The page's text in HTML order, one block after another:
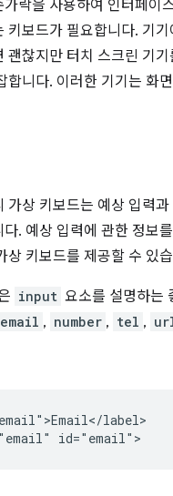
락을 사용하여 인터페이
키보드가 필요합니다. 기
괜찮지만 터치 스크린 기
합니다. 이러한 기기는 화
가상 키보드는 예상 입력
. 예상 입력에 관한 정보
상 키보드를 제공할 수 있
input 요소를 설명하는
email , number , tel ,
label>